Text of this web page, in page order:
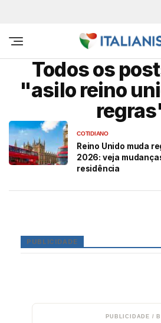
Todos os
"asilo reino
COTIDIANO
Reino Unido muda
2026: veja
residência
PUBLICIDADE
PUBLICIDADE /